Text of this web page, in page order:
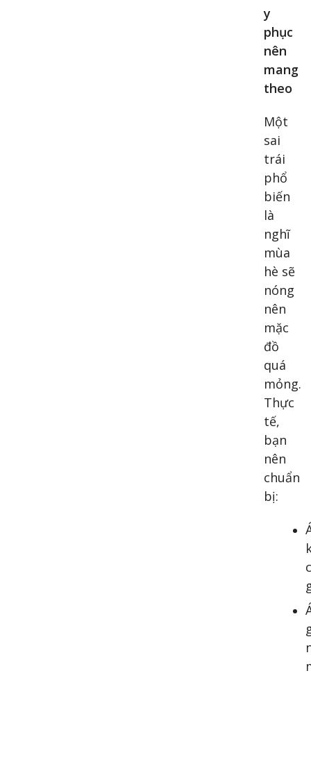
y
phục
nên
mang
theo
Một
sai
trái
phổ
biến
là
nghĩ
mùa
hè sẽ
nóng
nên
mặc
đồ
quá
mỏng.
Thực
tế,
bạn
nên
chuẩn
bị: